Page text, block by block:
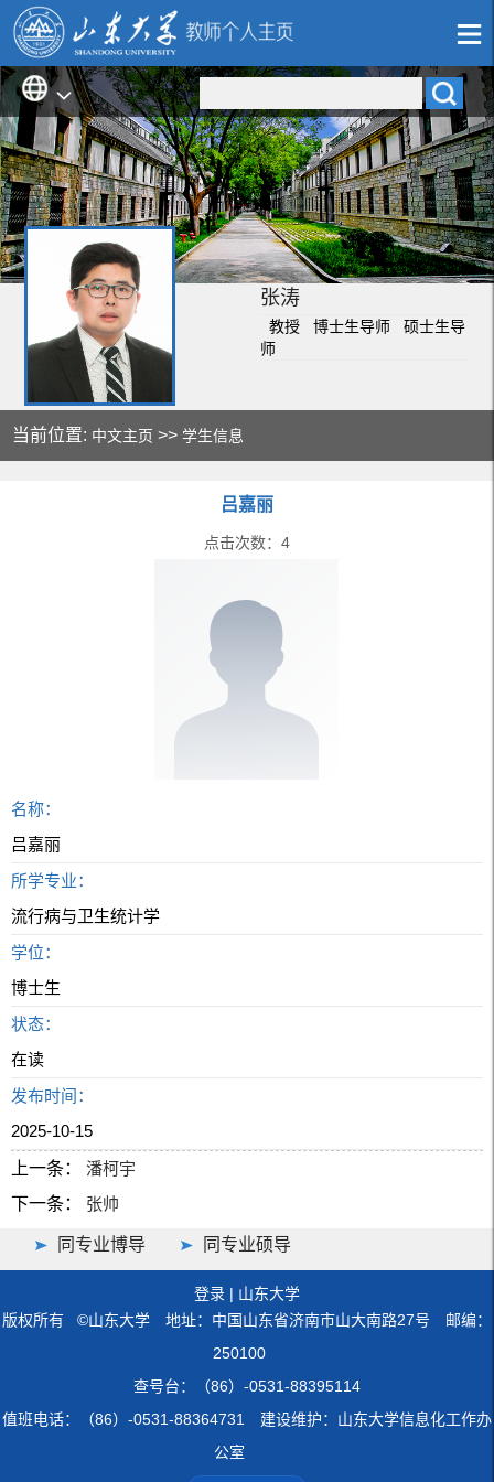
张涛
教授 博士生导师 硕士生导
师
当前位置: 中文主页 >>学生信息
吕嘉丽
点击次数： 4
名称：
吕嘉丽
所学专业：
流行病与卫生统计学
学位：
博士生
状态：
在读
发布时间：
2025-10-15
上一条：
潘柯宇
下一条：
张帅
同专业博导 同专业硕导
登录 | 山东大学
版权所有 ©山东大学 地址：中国山东省济南市山大南路27号 邮编：
250100
查号台：（86）-0531-88395114
值班电话：（86）-0531-88364731 建设维护：山东大学信息化工作办
公室